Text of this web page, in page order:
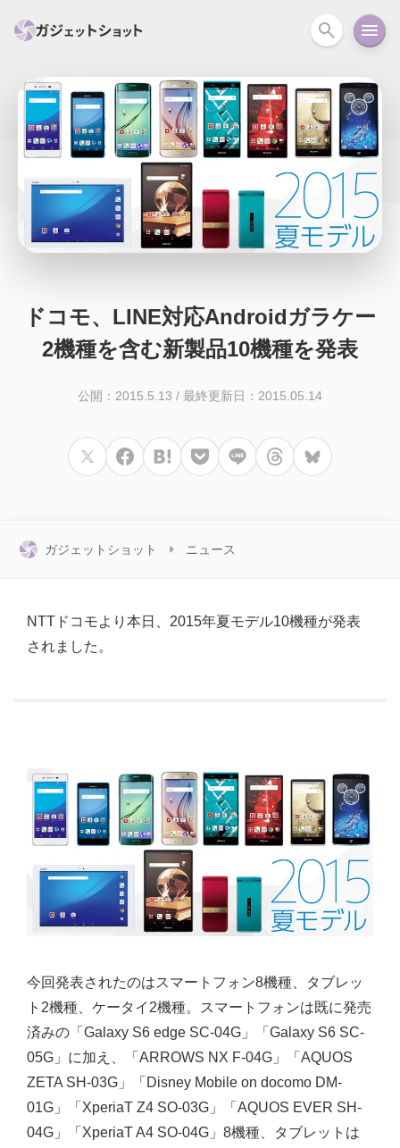
すべて スマホ PC関連 カメラ ウェアラ
セール情報 スマートホーム アクションカメラ カメラ
回線 iPad Mac Android コラム
ドコモ、LINE対応Androidガラケー
2機種を含む新製品10機種を発表
公開：2015.5.13 / 最終更新日：2015.05.14
ガジェットショット ニュース
NTTドコモより本日、2015年夏モデル10機種が発表
されました。
今回発表されたのはスマートフォン8機種、タブレッ
ト2機種、ケータイ2機種。スマートフォンは既に発売
済みの「Galaxy S6 edge SC-04G」「Galaxy S6 SC-
05G」に加え、「ARROWS NX F-04G」「AQUOS
ZETA SH-03G」「Disney Mobile on docomo DM-
01G」「XperiaT Z4 SO-03G」「AQUOS EVER SH-
04G」「XperiaT A4 SO-04G」8機種、タブレットは